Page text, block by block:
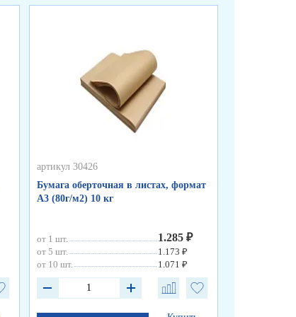
артикул 30426
Бумага оберточная в листах, формат
А3 (80г/м2) 10 кг
от 1 шт. 1.285 ₽
от 5 шт.
1.173 ₽
от 10 шт.
1.071 ₽